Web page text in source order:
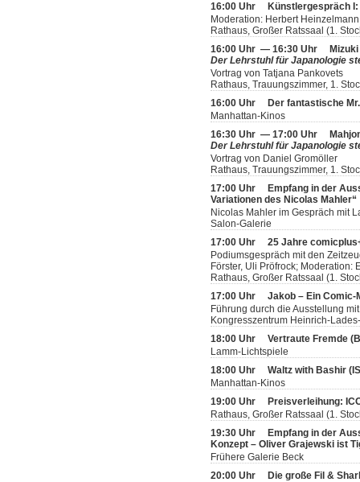
16:00 Uhr
Künstlergespräch
Moderation: Herbert Heinzelmann
Rathaus, Großer Ratssaal (1.
16:00 Uhr — 16:30 Uhr
Der Lehrstuhl für Japanologie
Vortrag von Tatjana Pankovets
Rathaus, Trauungszimmer, 1.
16:00 Uhr
Der fantastische
Manhattan-Kinos
16:30 Uhr — 17:00 Uhr
Der Lehrstuhl für Japanologie
Vortrag von Daniel Gromöller
Rathaus, Trauungszimmer, 1.
17:00 Uhr
Empfang in der
Variationen des Nicolas Mahler“
Nicolas Mahler im Gespräch mit
Salon-Galerie
17:00 Uhr 25 Jahre
Podiumsgespräch mit den
Förster, Uli Pröfrock; Moderation:
Rathaus, Großer Ratssaal (1.
17:00 Uhr Jakob – Ein Comic-
Führung durch die Ausstellung
Kongresszentrum Heinrich-
18:00 Uhr Vertraute Fremde
Lamm-Lichtspiele
18:00 Uhr Waltz with Bashir
Manhattan-Kinos
19:00 Uhr
Preisverleihung:
Rathaus, Großer Ratssaal (1.
19:30 Uhr
Empfang in der
Konzept – Oliver Grajewski ist
Frühere Galerie Beck
20:00 Uhr
Die große Fil &